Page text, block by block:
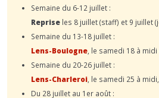
Semaine du 6-12 juillet :
Reprise les 8 juillet (staff) et 9 juillet
Semaine du 13-18 juillet :
Lens-Boulogne , le samedi 18 à
Semaine du 20-26 juillet :
Lens-Charleroi , le samedi 25 à
Du 28 juillet au 1er août :